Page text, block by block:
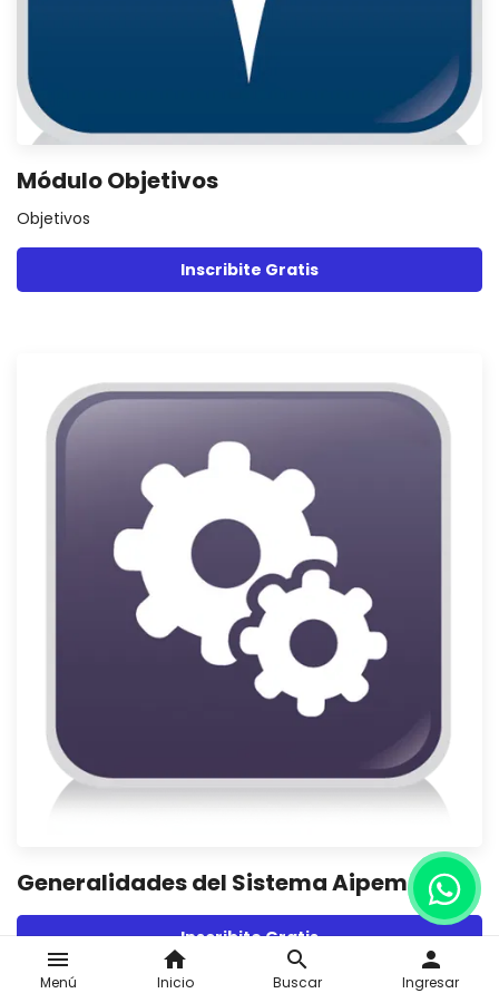
menu
Menú
home
Inicio
search
Buscar
person
Ingresar
Módulo Objetivos
Objetivos
Inscribite Gratis
Generalidades del Sistema Aipem
Inscribite Gratis